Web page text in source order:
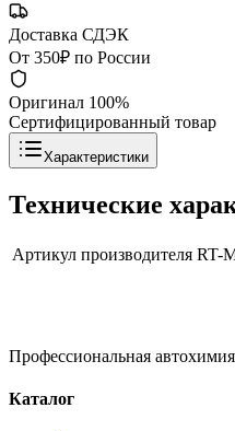
Доставка СДЭК
От 350₽ по России
Оригинал 100%
Сертифицированный товар
Характеристики
Технические
Артикул производителя RT-
Профессиональная
Каталог